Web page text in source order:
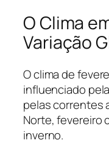
O Clima
Variação
O clima de
influenciado
pelas correntes
Norte, fevereiro
inverno.